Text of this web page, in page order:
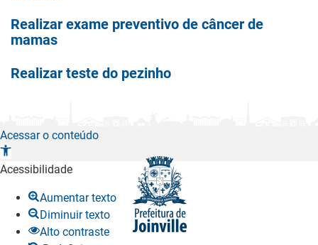
Realizar exame preventivo de câncer de
mamas
Realizar teste do pezinho
Acessar o conteúdo
A
b
Acessibilidade
Aumentar texto
Diminuir texto
Alto contraste